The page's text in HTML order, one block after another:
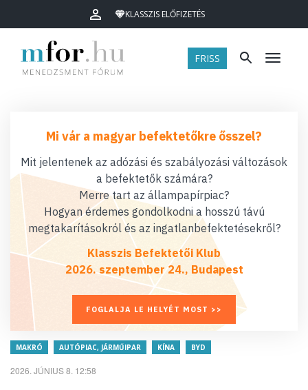
KLASSZIS ELŐFIZETÉS
FRISS Menü
Mi vár a magyar befektetőkre ősszel?
Mit jelentenek az adózási és szabályozási változások
a befektetők számára?
Merre tart az állampapírpiac?
Hogyan érdemes gondolkodni a hosszú távú
megtakarításokról és az ingatlanbefektetésekről?
Klasszis Befektetői Klub
2026. szeptember 24., Budapest
FOGLALJA LE HELYÉT MOST >>
MAKRÓ AUTÓPIAC, JÁRMŰIPAR KÍNA BYD
2026. JÚNIUS 8. 12:58